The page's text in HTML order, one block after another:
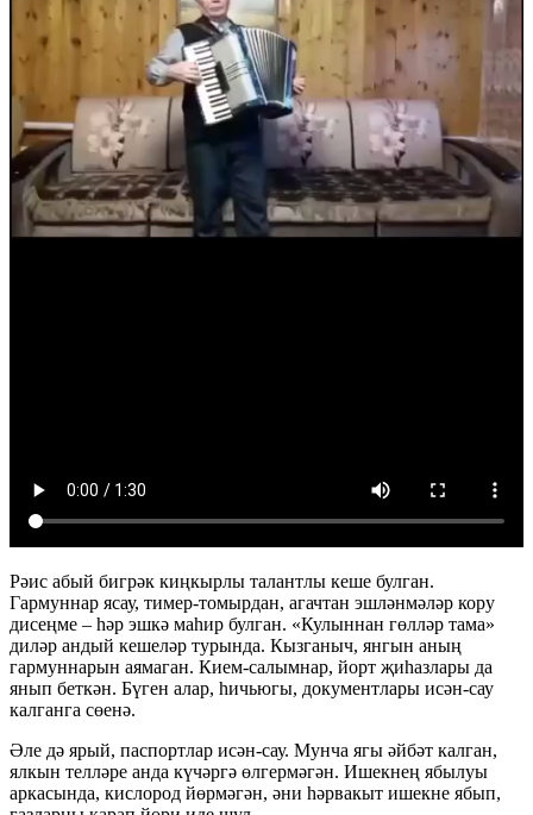
Рәис абый бигрәк киңкырлы талантлы кеше булган.
Гармуннар ясау, тимер-томырдан, агачтан эшләнмәләр кору
дисеңме – һәр эшкә маһир булган. «Кулыннан гөлләр тама»
диләр андый кешеләр турында. Кызганыч, янгын аның
гармуннарын аямаган. Кием-салымнар, йорт җиһазлары да
янып беткән. Бүген алар, һичьюгы, документлары исән-сау
калганга сөенә.
Әле дә ярый, паспортлар исән-сау. Мунча ягы әйбәт калган,
ялкын телләре анда күчәргә өлгермәгән. Ишекнең ябылуы
аркасында, кислород йөрмәгән, әни һәрвакыт ишекне ябып,